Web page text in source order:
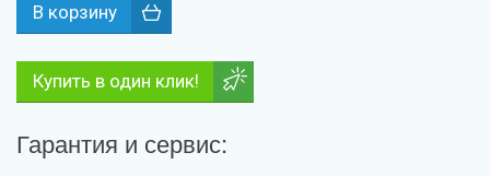
Купить в один клик!
Гарантия и сервис: